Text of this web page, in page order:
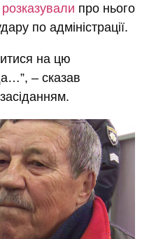
розказували про нього
по адміністрації.
на цю
– сказав